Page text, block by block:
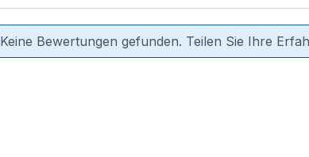
Keine Bewertungen gefunden. Teilen Sie Ihre